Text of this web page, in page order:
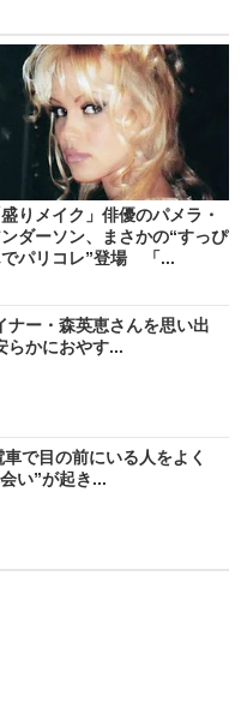
盛りメイク」俳優のパメラ・
ダーソン、まさかの“すっぴ
でパリコレ”登場 「...
ナー・森英恵さんを思い出
かにおやす...
で目の前にいる人をよく
い”が起き...